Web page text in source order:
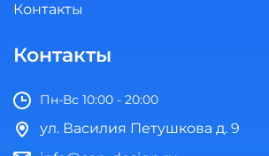
Контакты
Контакты
Пн-Вс 10:00 - 20:00
ул. Василия Петушкова д. 9